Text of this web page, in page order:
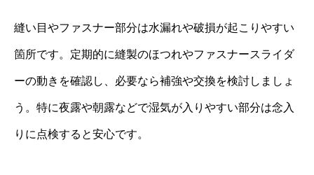
縫い目やファスナー部分は水漏れや破損が起こりやすい
箇所です。定期的に縫製のほつれやファスナースライダ
ーの動きを確認し、必要なら補強や交換を検討しましょ
う。特に夜露や朝露などで湿気が入りやすい部分は念入
りに点検すると安心です。